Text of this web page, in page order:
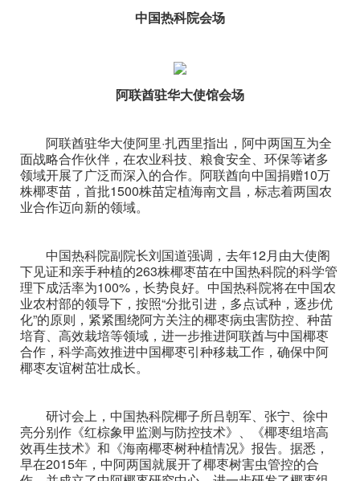
中国热科院会场
阿联酋驻华大使馆会场
阿联酋驻华大使阿里·扎西里指出，阿中两国互为全
面战略合作伙伴，在农业科技、粮食安全、环保等诸多
领域开展了广泛而深入的合作。阿联酋向中国捐赠10万
株椰枣苗，首批1500株苗定植海南文昌，标志着两国农
业合作迈向新的领域。
中国热科院副院长刘国道强调，去年12月由大使阁
下见证和亲手种植的263株椰枣苗在中国热科院的科学管
理下成活率为100%，长势良好。中国热科院将在中国农
业农村部的领导下，按照“分批引进，多点试种，逐步优
化”的原则，紧紧围绕阿方关注的椰枣病虫害防控、种苗
培育、高效栽培等领域，进一步推进阿联酋与中国椰枣
合作，科学高效推进中国椰枣引种移栽工作，确保中阿
椰枣友谊树茁壮成长。
研讨会上，中国热科院椰子所吕朝军、张宁、徐中
亮分别作《红棕象甲监测与防控技术》、《椰枣组培高
效再生技术》和《海南椰枣树种植情况》报告。据悉，
早在2015年，中阿两国就展开了椰枣树害虫管控的合